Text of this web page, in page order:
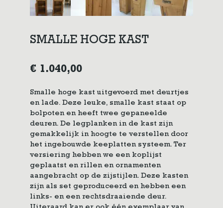
SMALLE HOGE KAST
€ 1.040,00
Smalle hoge kast uitgevoerd met deurtjes
en lade. Deze leuke, smalle kast staat op
bolpoten en heeft twee gepaneelde
deuren. De legplanken in de kast zijn
gemakkelijk in hoogte te verstellen door
het ingebouwde keeplatten systeem. Ter
versiering hebben we een koplijst
geplaatst en rillen en ornamenten
aangebracht op de zijstijlen. Deze kasten
zijn als set geproduceerd en hebben een
links- en een rechtsdraaiende deur.